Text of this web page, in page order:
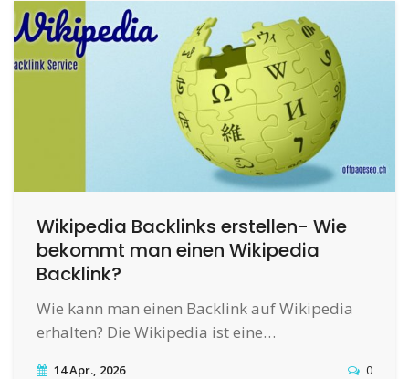
Wikipedia Backlinks erstellen- Wie
bekommt man einen Wikipedia
Backlink?
Wie kann man einen Backlink auf Wikipedia
erhalten? Die Wikipedia ist eine…
14 Apr., 2026 0